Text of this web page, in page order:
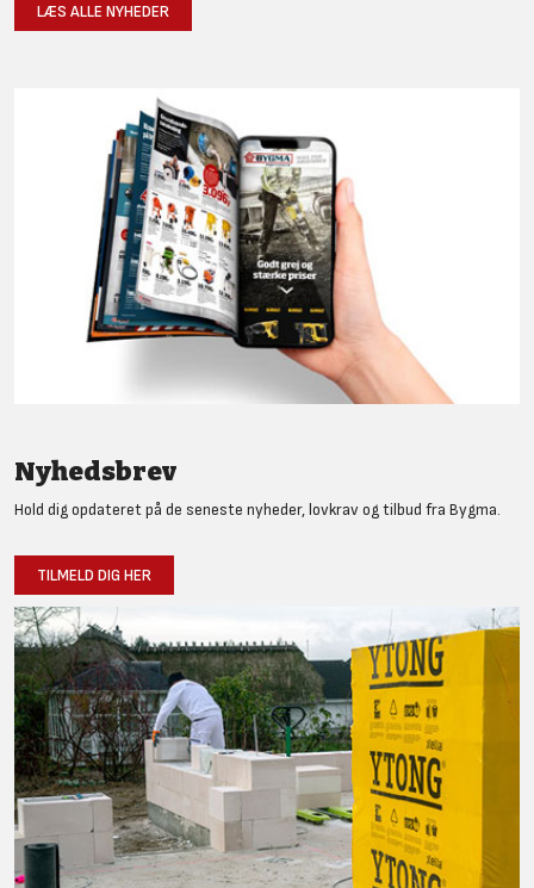
LÆS ALLE NYHEDER
Nyhedsbrev
Hold dig opdateret på de seneste nyheder, lovkrav og tilbud fra Bygma.
TILMELD DIG HER